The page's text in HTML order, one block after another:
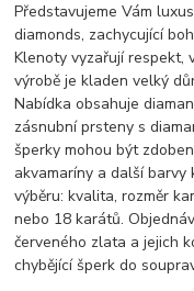
Představujeme Vám
diamonds, zachycující
Klenoty vyzařují respekt,
výrobě je kladen velký
Nabídka obsahuje
zásnubní prsteny s
šperky mohou být
akvamaríny a další barvy
výběru: kvalita, rozměr
nebo 18 karátů.
červeného zlata a jejich
chybějící šperk do